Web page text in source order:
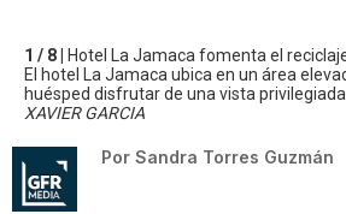
1 / 8 |
Hotel La Jamaca fomenta el
El hotel La Jamaca ubica en un área
huésped disfrutar de una vista
XAVIER GARCIA
Por Sandra Torres Guzmán